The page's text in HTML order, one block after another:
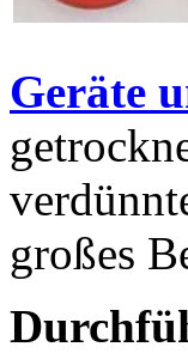
Geräte
großes